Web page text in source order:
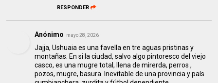
RESPONDER
Anónimo mayo 28, 2026
Jajja, Ushuaia es una favella en tre aguas pristinas y
montañas. En si la ciudad, salvo algo pintoresco del viejo
casco, es una mugre total, llena de mirerda, perros ,
pozos, mugre, basura. Inevitable de una provincia y país